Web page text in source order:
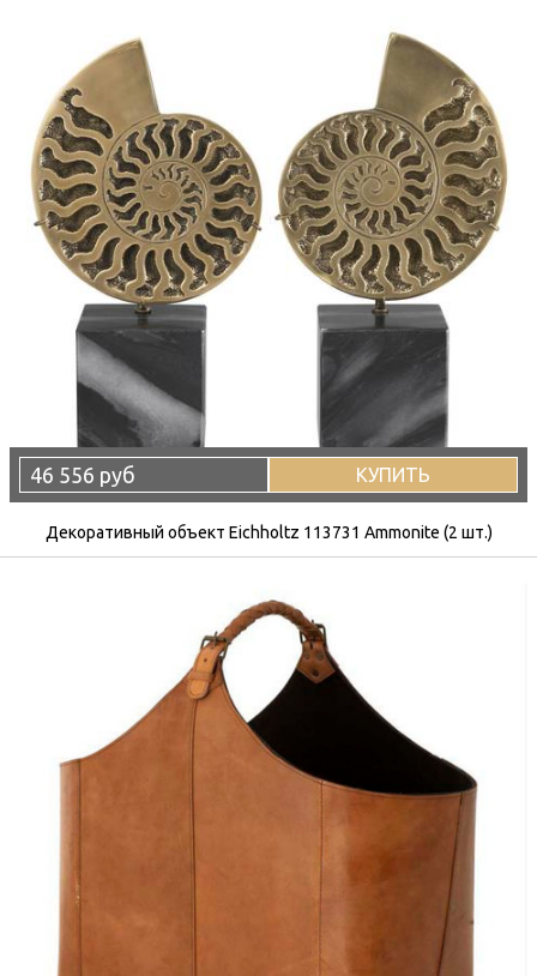
46 556 руб КУПИТЬ
Декоративный объект Eichholtz 113731 Ammonite (2 шт.)